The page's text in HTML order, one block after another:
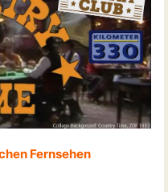
Fernsehen